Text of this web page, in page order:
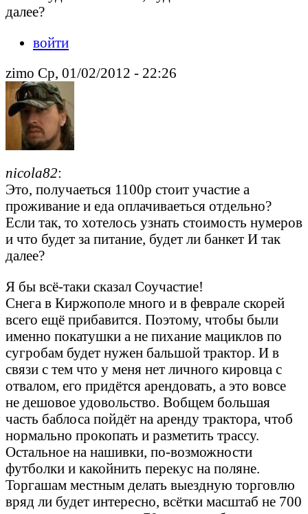
далее?
войти
zimo Ср, 01/02/2012 - 22:26
nicola82:
Это, получаеться 1100р стоит участие а
проживание и еда оплачиваеться отдельно?
Если так, то хотелось узнать стоимость нумеров
и что будет за питание, будет ли банкет И так
далее?
Я бы всё-таки сказал Соучастие!
Снега в Киржополе много и в феврале скорей
всего ещё прибавится. Поэтому, чтобы были
именно покатушки а не пихание мациклов по
сугробам будет нужен бальшой трактор. И в
связи с тем что у меня нет личного кировца с
отвалом, его придётся арендовать, а это вовсе
не дешовое удовольство. Вобщем большая
часть баблоса пойдёт на аренду трактора, чтоб
нормально прокопать и разметить трассу.
Остальное на нашивки, по-возможности
футболки и какойнить перекус на поляне.
Торгашам местным делать выездную торговлю
вряд ли будет интересно, всётки масштаб не 700